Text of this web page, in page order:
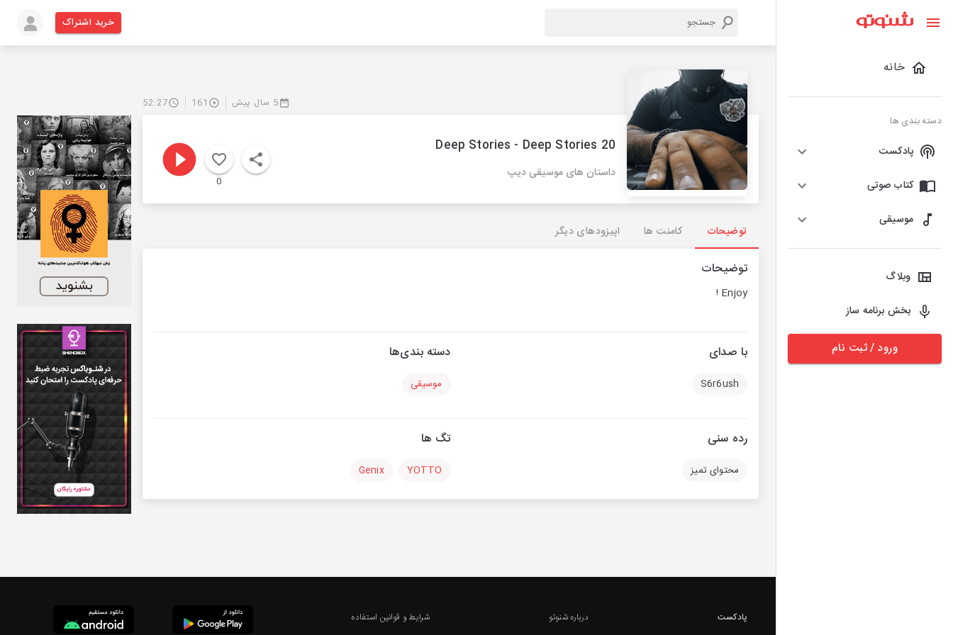
خانه
دسته بندی ها
پادکست
کتاب صوتی
موسیقی
وبلاگ
بخش برنامه ساز
ورود / ثبت نام
خرید اشتراک
5 سال پیش 161
52:27
Deep Stories - Deep Stories 20
داستان های موسیقی دیپ
0
توضیحات کامنت ها اپیزودهای دیگر
توضیحات
Enjoy !
با صدای
S6r6ush
دسته بندی‌ها
موسیقی
رده سنی
محتوای تمیز
تگ ها
YOTTO
Genix
پادکست
درباره شنوتو
شرایط و قوانین استفاده